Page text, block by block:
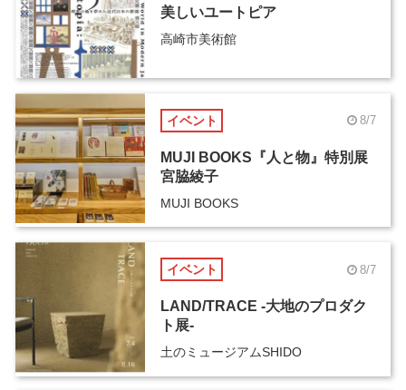
美しいユートピア
高崎市美術館
イベント 8/7
MUJI BOOKS『人と物』特別展
宮脇綾子
MUJI BOOKS
イベント 8/7
LAND/TRACE -大地のプロダク
ト展-
土のミュージアムSHIDO